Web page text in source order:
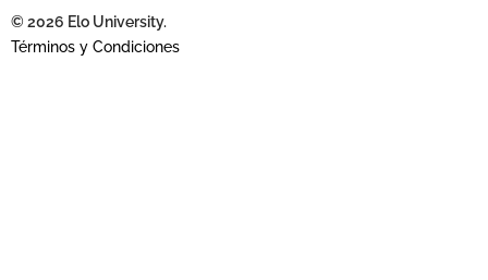
© 2026 Elo University.
Términos y Condiciones